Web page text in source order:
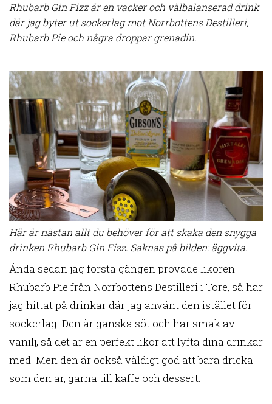
Rhubarb Gin Fizz är en vacker och välbalanserad drink
där jag byter ut sockerlag mot Norrbottens Destilleri,
Rhubarb Pie och några droppar grenadin.
Här är nästan allt du behöver för att skaka den snygga
drinken Rhubarb Gin Fizz. Saknas på bilden: äggvita.
Ända sedan jag första gången provade likören
Rhubarb Pie från Norrbottens Destilleri i Töre, så har
jag hittat på drinkar där jag använt den istället för
sockerlag. Den är ganska söt och har smak av
vanilj, så det är en perfekt likör att lyfta dina drinkar
med. Men den är också väldigt god att bara dricka
som den är, gärna till kaffe och dessert.